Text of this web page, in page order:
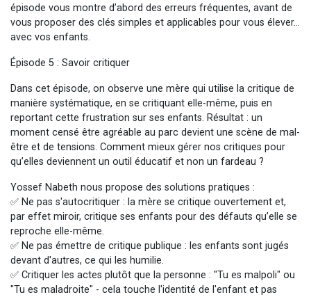
épisode vous montre d’abord des erreurs fréquentes, avant de
vous proposer des clés simples et applicables pour vous élever…
avec vos enfants.
Épisode 5 : Savoir critiquer
Dans cet épisode, on observe une mère qui utilise la critique de
manière systématique, en se critiquant elle-même, puis en
reportant cette frustration sur ses enfants. Résultat : un
moment censé être agréable au parc devient une scène de mal-
être et de tensions. Comment mieux gérer nos critiques pour
qu’elles deviennent un outil éducatif et non un fardeau ?
Yossef Nabeth nous propose des solutions pratiques :
✅ Ne pas s'autocritiquer : la mère se critique ouvertement et,
par effet miroir, critique ses enfants pour des défauts qu’elle se
reproche elle-même.
✅ Ne pas émettre de critique publique : les enfants sont jugés
devant d'autres, ce qui les humilie.
✅ Critiquer les actes plutôt que la personne : "Tu es malpoli" ou
"Tu es maladroite" - cela touche l'identité de l'enfant et pas